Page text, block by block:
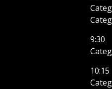
9:30
10:15